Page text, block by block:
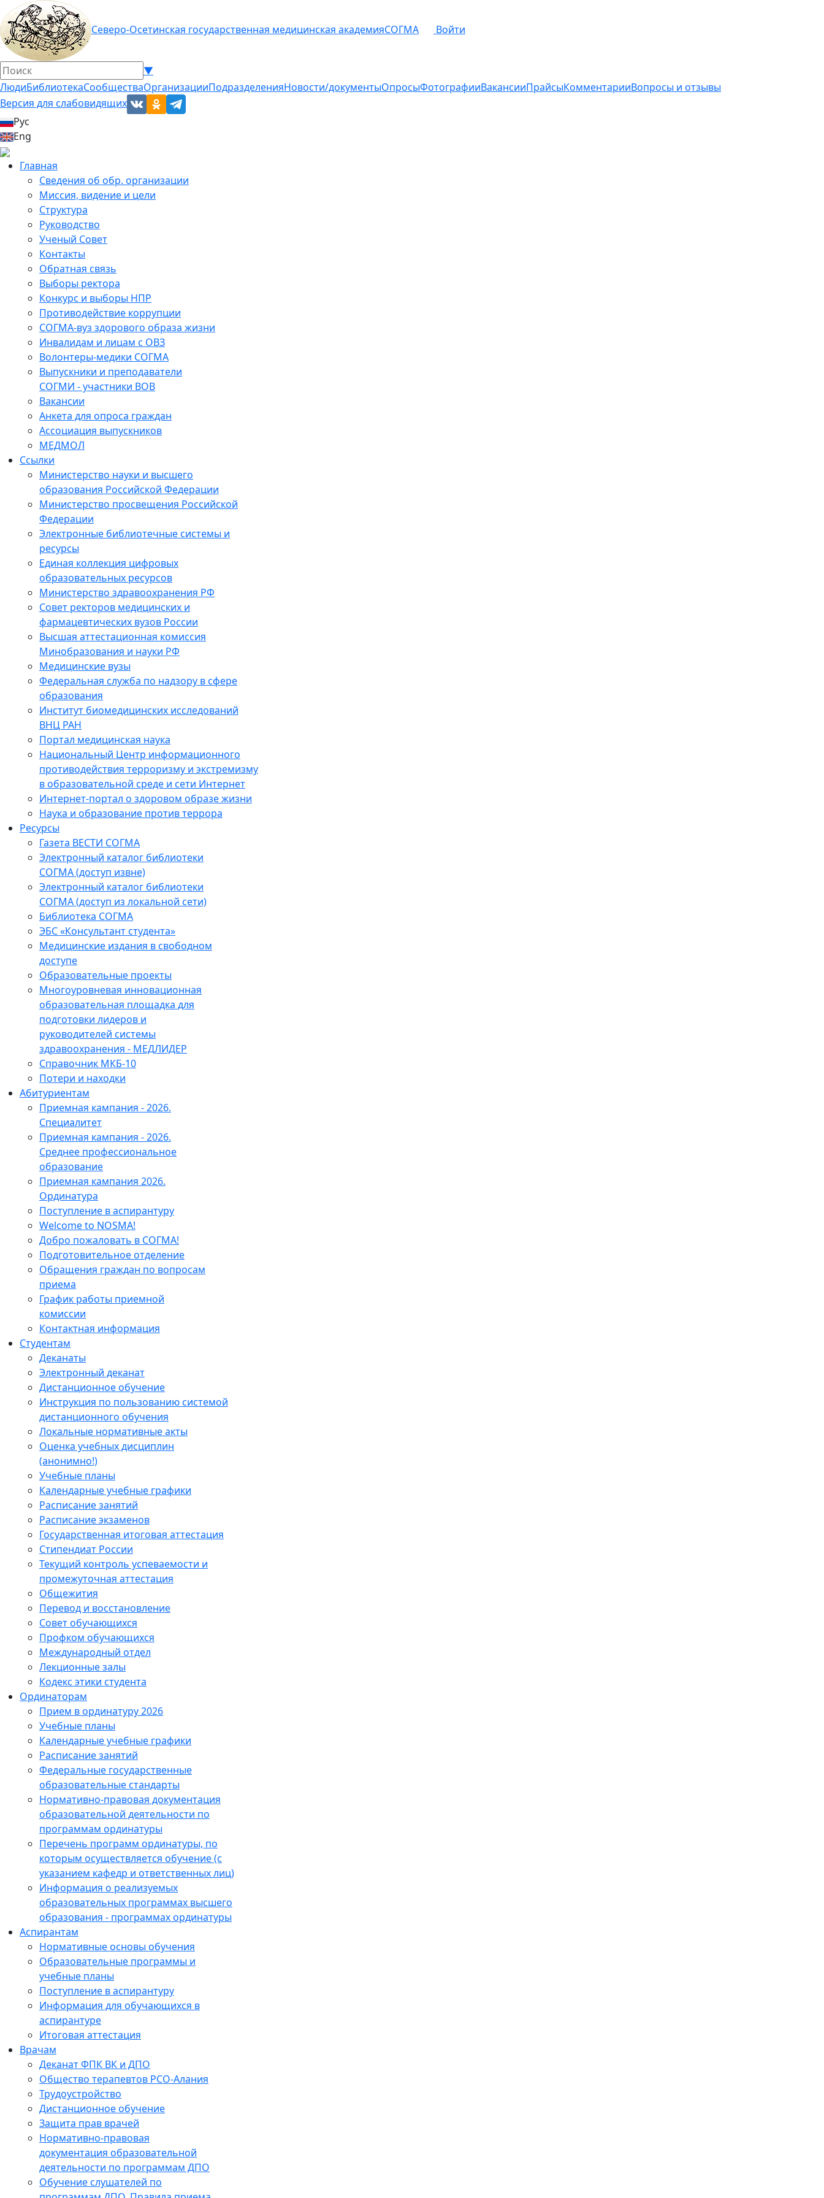
Северо-Осетинская государственная медицинская академияСОГМА Войти
▼
ЛюдиБиблиотекаСообществаОрганизацииПодразделенияНовости/документыОпросыФотографииВакансииПрайсыКомментарииВопросы и отзывы
Версия для слабовидящих
Рус
Eng
Главная
Сведения об обр. организации
Миссия, видение и цели
Структура
Руководство
Ученый Совет
Контакты
Обратная связь
Выборы ректора
Конкурс и выборы НПР
Противодействие коррупции
СОГМА-вуз здорового образа жизни
Инвалидам и лицам с ОВЗ
Волонтеры-медики СОГМА
Выпускники и преподаватели
СОГМИ - участники ВОВ
Вакансии
Анкета для опроса граждан
Ассоциация выпускников
МЕДМОЛ
Ссылки
Министерство науки и высшего
образования Российской Федерации
Министерство просвещения Российской
Федерации
Электронные библиотечные системы и
ресурсы
Единая коллекция цифровых
образовательных ресурсов
Министерство здравоохранения РФ
Совет ректоров медицинских и
фармацевтических вузов России
Высшая аттестационная комиссия
Минобразования и науки РФ
Медицинские вузы
Федеральная служба по надзору в сфере
образования
Институт биомедицинских исследований
ВНЦ РАН
Портал медицинская наука
Национальный Центр информационного
противодействия терроризму и экстремизму
в образовательной среде и сети Интернет
Интернет-портал о здоровом образе жизни
Наука и образование против террора
Ресурсы
Газета ВЕСТИ СОГМА
Электронный каталог библиотеки
СОГМА (доступ извне)
Электронный каталог библиотеки
СОГМА (доступ из локальной сети)
Библиотека СОГМА
ЭБС «Консультант студента»
Медицинские издания в свободном
доступе
Образовательные проекты
Многоуровневая инновационная
образовательная площадка для
подготовки лидеров и
руководителей системы
здравоохранения - МЕДЛИДЕР
Справочник МКБ-10
Потери и находки
Абитуриентам
Приемная кампания - 2026.
Специалитет
Приемная кампания - 2026.
Среднее профессиональное
образование
Приемная кампания 2026.
Ординатура
Поступление в аспирантуру
Welcome to NOSMA!
Добро пожаловать в СОГМА!
Подготовительное отделение
Обращения граждан по вопросам
приема
График работы приемной
комиссии
Контактная информация
Студентам
Деканаты
Электронный деканат
Дистанционное обучение
Инструкция по пользованию системой
дистанционного обучения
Локальные нормативные акты
Оценка учебных дисциплин
(анонимно!)
Учебные планы
Календарные учебные графики
Расписание занятий
Расписание экзаменов
Государственная итоговая аттестация
Стипендиат России
Текущий контроль успеваемости и
промежуточная аттестация
Общежития
Перевод и восстановление
Совет обучающихся
Профком обучающихся
Международный отдел
Лекционные залы
Кодекс этики студента
Ординаторам
Прием в ординатуру 2026
Учебные планы
Календарные учебные графики
Расписание занятий
Федеральные государственные
образовательные стандарты
Нормативно-правовая документация
образовательной деятельности по
программам ординатуры
Перечень программ ординатуры, по
которым осуществляется обучение (с
указанием кафедр и ответственных лиц)
Информация о реализуемых
образовательных программах высшего
образования - программах ординатуры
Аспирантам
Нормативные основы обучения
Образовательные программы и
учебные планы
Поступление в аспирантуру
Информация для обучающихся в
аспирантуре
Итоговая аттестация
Врачам
Деканат ФПК ВК и ДПО
Общество терапевтов РСО-Алания
Трудоустройство
Дистанционное обучение
Защита прав врачей
Нормативно-правовая
документация образовательной
деятельности по программам ДПО
Обучение слушателей по